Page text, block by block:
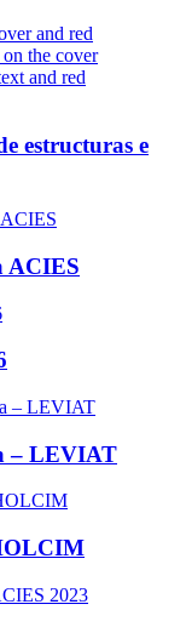
estructuras e
ACIES
– LEVIAT